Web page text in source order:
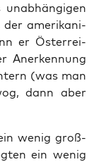
der ame­ri­ka­ni­
er Öster­rei­
Aner­ken­nung
(was man
dann aber
wenig groß­
ein wenig